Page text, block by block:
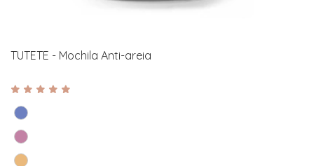
TUTETE - Mochila Anti-areia